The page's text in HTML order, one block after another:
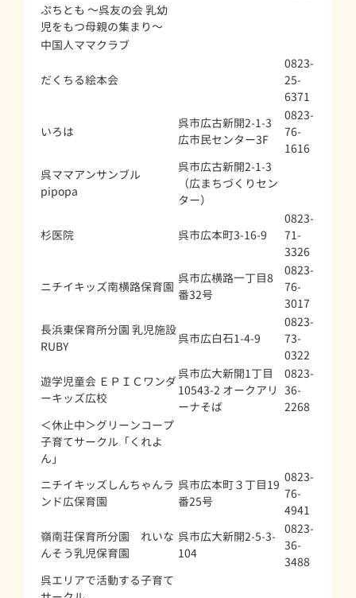
ぷちとも ～呉友の会 乳幼
児をもつ母親の集まり～
中国人ママクラブ
だくちる絵本会
0823-
25-
6371
いろは
呉市広古新開2-1-3
広市民センター3F
0823-
76-
1616
呉ママアンサンブル
pipopa
呉市広古新開2-1-3
（広まちづくりセン
ター）
杉医院 呉市広本町3-16-9
0823-
71-
3326
ニチイキッズ南横路保育園
呉市広横路一丁目8
番32号
0823-
76-
3017
長浜東保育所分園 乳児施設
RUBY
呉市広白石1-4-9
0823-
73-
0322
遊学児童会 ＥＰＩＣワンダ
ーキッズ広校
呉市広大新開1丁目
10543-2 オークアリ
ーナそば
0823-
36-
2268
＜休止中＞グリーンコープ
子育てサークル「くれよ
ん」
ニチイキッズしんちゃんラ
ンド広保育園
呉市広本町３丁目19
番25号
0823-
76-
4941
嶺南荘保育所分園 れいな
んそう乳児保育園
呉市広大新開2-5-3-
104
0823-
36-
3488
呉エリアで活動する子育て